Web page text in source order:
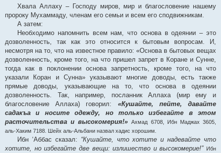
Хвала Аллаху – Господу миров, мир и благословение нашему
пророку Мухаммаду, членам его семьи и всем его сподвижникам.
А затем:
Необходимо напомнить всем нам, что основа в одеянии – это
дозволенность, так как это относится к бытовым вопросам. И,
несмотря на то, что на известное правило: «Основа в бытовых вещах
дозволенность, кроме того, на что пришел запрет в Коране и Сунне,
тогда как в поклонении основа запретность, кроме того, на что
указали Коран и Сунна» указывают многие доводы, есть также
прямые доводы, указывающие на то, что основа в одеянии
дозволенность. Так, например, посланник Аллаха (мир ему и
благословение Аллаха) говорил: «Кушайте, пейте, давайте
садакъа и носите одежду, но только избегайте в этом
расточительства и высокомерия!»
Ахмад 6708, Ибн Маджах 3605,
аль-Хаким 7188. Шейх аль-Альбани назвал хадис хорошим.
Ибн ‘Аббас сказал: “Кушайте, что хотите и надевайте что
хотите, но избегайте две вещи: излишество и высокомерие!” Ибн